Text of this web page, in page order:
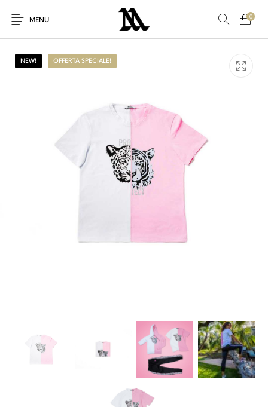
MENU
0
Offerta speciale! Accessori
Per Lei
NEW! OFFERTA SPECIALE!